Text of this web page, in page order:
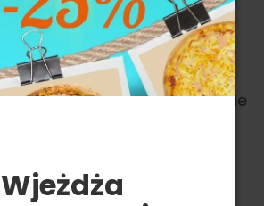
USŁUG DROGĄ
ELEKTRONICZNĄ
serwisu
i aplikacji Pizza na wypasie
ogólne
zasady świadczenia